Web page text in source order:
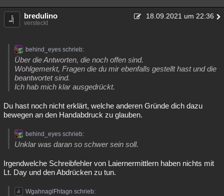
bredulino 18.09.2021 um 22:36
versteckt
behind_eyes schrieb:
Über die Antworten, die noch offen sind.
Wohlgemerkt, Fragen die du mir ebenfalls gestellt hast und die
beantwortet sind.
Ich hab mich klar ausgedrückt.
Du hast noch nicht erklärt, welche anderen Gründe dich dazu
bewegen an den Handabdruck zu glauben.
behind_eyes schrieb:
Unklar was daran so schwer sein soll.
Irgendwelche Schreibfehler von Laiernermittlern haben nichts mit
Lt. Day und den Abdrücken zu tun.
WgahnaglFhtagn schrieb: